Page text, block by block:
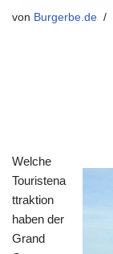
von Burgerbe.de
Welche
Touristena
ttraktion
haben der
Grand